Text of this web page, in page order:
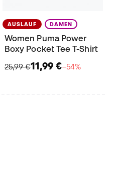
AUSLAUF DAMEN
Women Puma Power
Boxy Pocket Tee T-Shirt
25,99 €11,99 €−54%